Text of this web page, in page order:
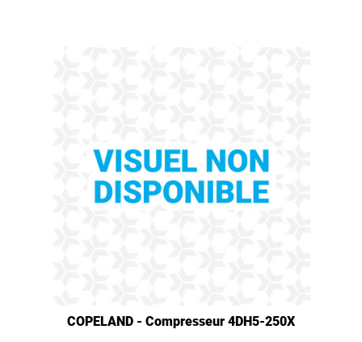
COPELAND - Compresseur 4DH5-250X